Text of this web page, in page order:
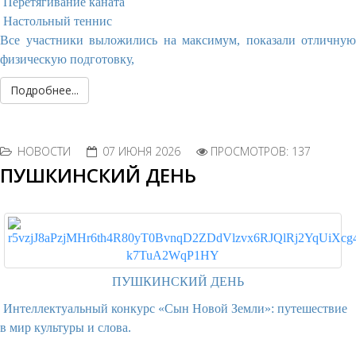
Настольный теннис
​Все участники выложились на максимум, показали отличную
физическую подготовку,
Подробнее...
НОВОСТИ 07 ИЮНЯ 2026 ПРОСМОТРОВ: 137
ПУШКИНСКИЙ ДЕНЬ
ПУШКИНСКИЙ ДЕНЬ
Интеллектуальный конкурс «Сын Новой Земли»: путешествие
в мир культуры и слова.